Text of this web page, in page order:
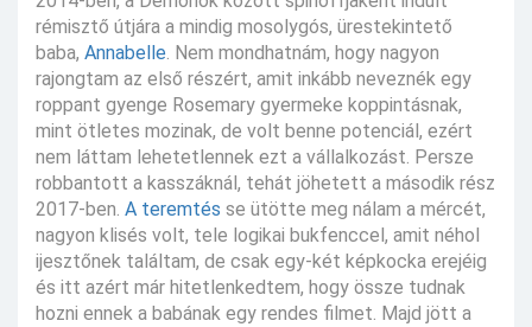
rémisztő útjára a mindig mosolygós, ürestekintető
baba, Annabelle. Nem mondhatnám, hogy nagyon
rajongtam az első részért, amit inkább neveznék egy
roppant gyenge Rosemary gyermeke koppintásnak,
mint ötletes mozinak, de volt benne potenciál, ezért
nem láttam lehetetlennek ezt a vállalkozást. Persze
robbantott a kasszáknál, tehát jöhetett a második rész
2017-ben. A teremtés se ütötte meg nálam a mércét,
nagyon klisés volt, tele logikai bukfenccel, amit néhol
ijesztőnek találtam, de csak egy-két képkocka erejéig
és itt azért már hitetlenkedtem, hogy össze tudnak
hozni ennek a babának egy rendes filmet. Majd jött a